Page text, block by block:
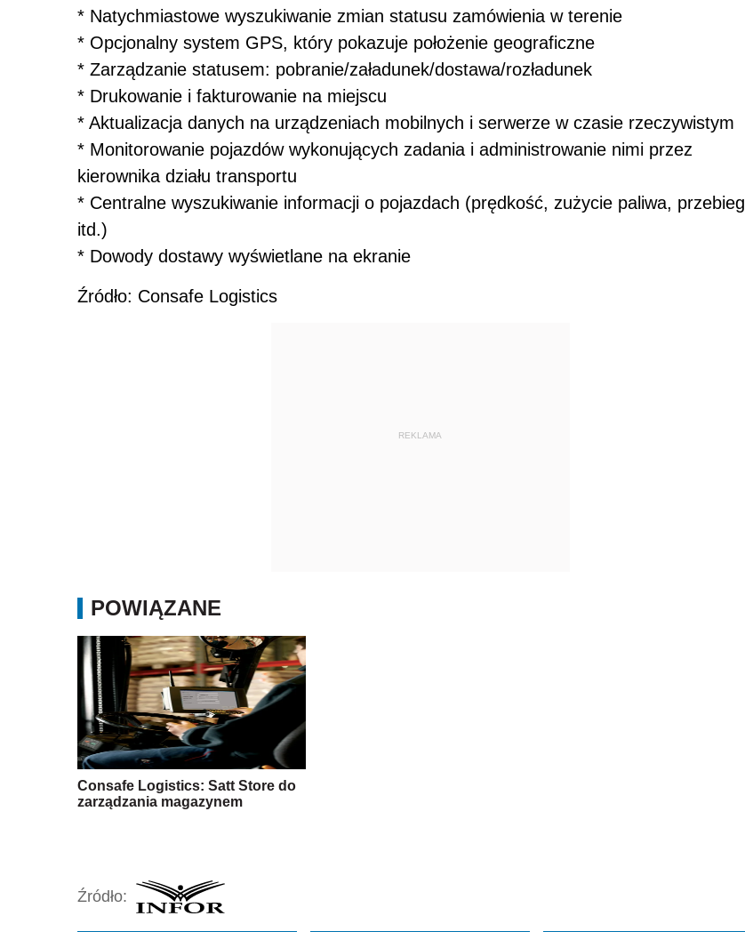
* Natychmiastowe wyszukiwanie zmian statusu zamówienia w terenie
* Opcjonalny system GPS, który pokazuje położenie geograficzne
* Zarządzanie statusem: pobranie/załadunek/dostawa/rozładunek
* Drukowanie i fakturowanie na miejscu
* Aktualizacja danych na urządzeniach mobilnych i serwerze w czasie rzeczywistym
* Monitorowanie pojazdów wykonujących zadania i administrowanie nimi przez
kierownika działu transportu
* Centralne wyszukiwanie informacji o pojazdach (prędkość, zużycie paliwa, przebieg
itd.)
* Dowody dostawy wyświetlane na ekranie
Źródło: Consafe Logistics
REKLAMA
POWIĄZANE
Consafe Logistics: Satt Store do
zarządzania magazynem
Źródło: